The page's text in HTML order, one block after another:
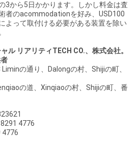
3から5日かかります。しかし料金は査
者のacommodationを好み、USD100
よって取付ける必要がある装置を除い
ル リアリティTECH CO.、株式会社。
Liminの通り、Dalongの村、Shijiの町、
の道、Xinqiaoの村、Shijiの町、番
4776
4776